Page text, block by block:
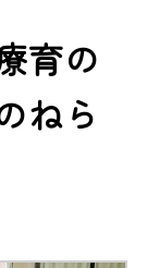
育の
ねら